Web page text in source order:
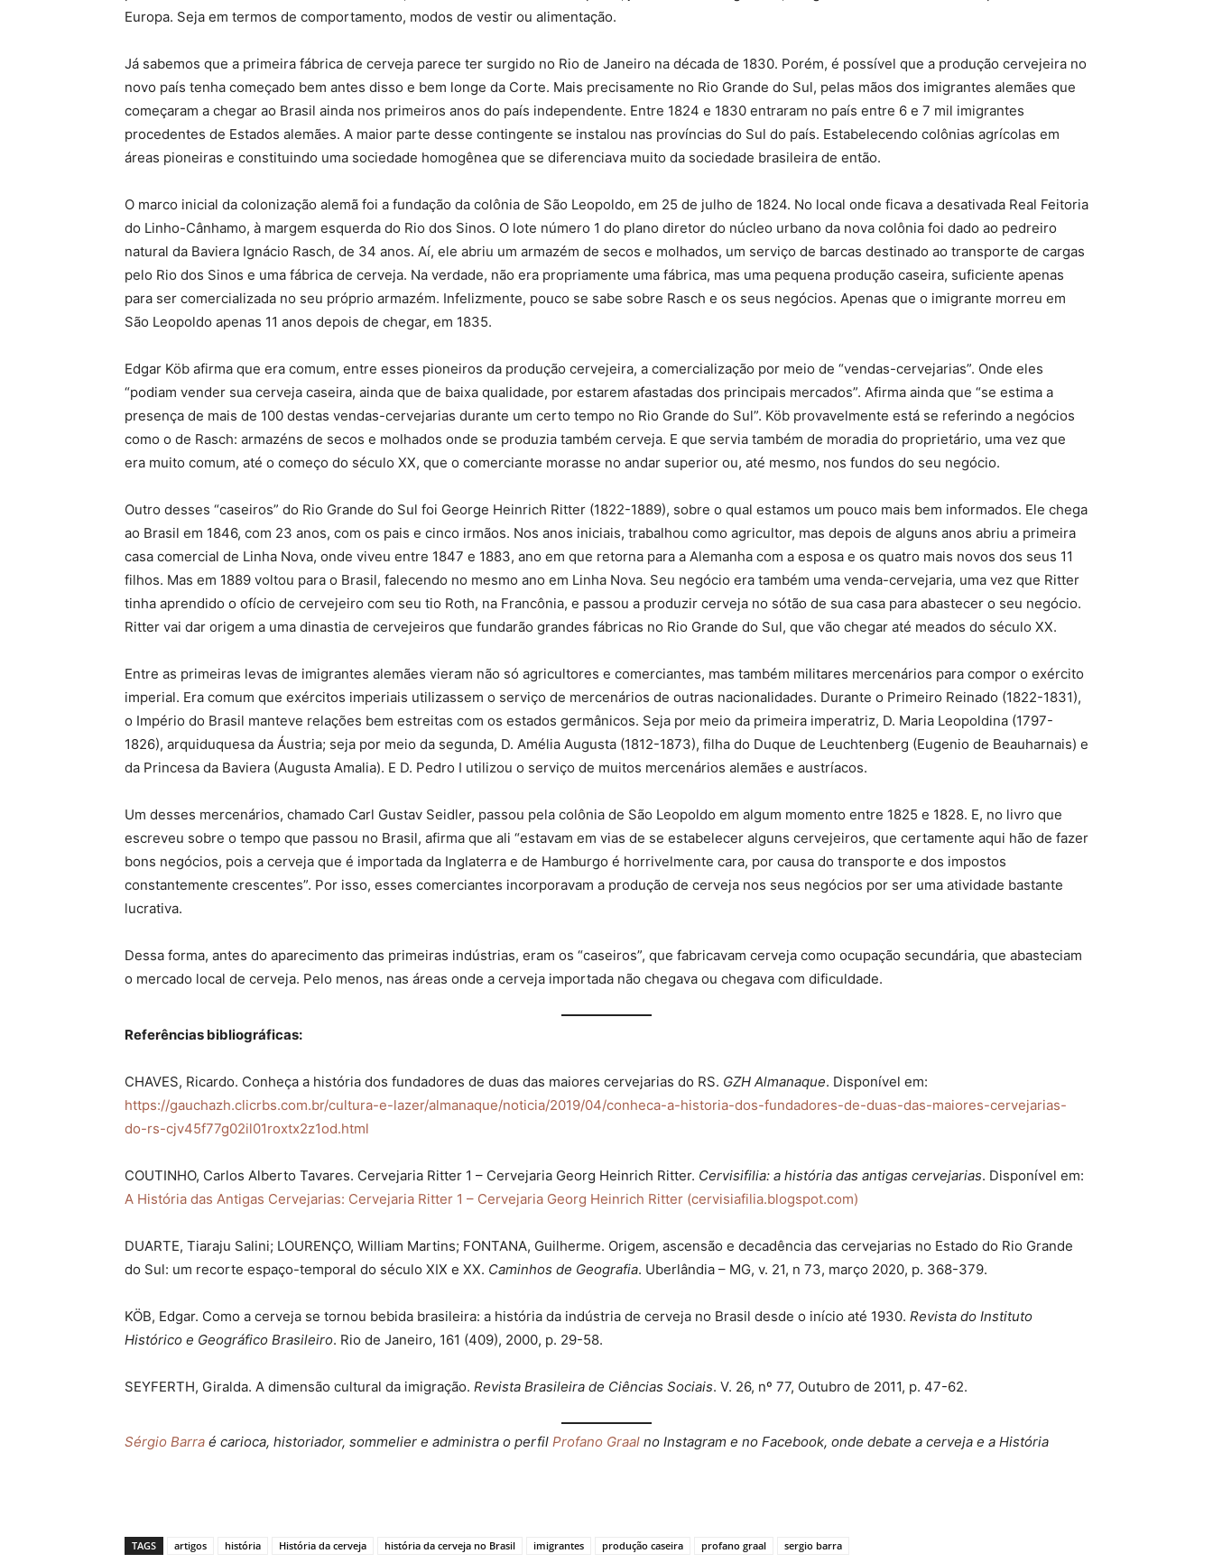
Europa. Seja em termos de comportamento, modos de vestir ou alimentação.
Já sabemos que a primeira fábrica de cerveja parece ter surgido no Rio de Janeiro na década de 1830. Porém, é possível que a produção cervejeira no
novo país tenha começado bem antes disso e bem longe da Corte. Mais precisamente no Rio Grande do Sul, pelas mãos dos imigrantes alemães que
começaram a chegar ao Brasil ainda nos primeiros anos do país independente. Entre 1824 e 1830 entraram no país entre 6 e 7 mil imigrantes
procedentes de Estados alemães. A maior parte desse contingente se instalou nas províncias do Sul do país. Estabelecendo colônias agrícolas em
áreas pioneiras e constituindo uma sociedade homogênea que se diferenciava muito da sociedade brasileira de então.
O marco inicial da colonização alemã foi a fundação da colônia de São Leopoldo, em 25 de julho de 1824. No local onde ficava a desativada Real Feitoria
do Linho-Cânhamo, à margem esquerda do Rio dos Sinos. O lote número 1 do plano diretor do núcleo urbano da nova colônia foi dado ao pedreiro
natural da Baviera Ignácio Rasch, de 34 anos. Aí, ele abriu um armazém de secos e molhados, um serviço de barcas destinado ao transporte de cargas
pelo Rio dos Sinos e uma fábrica de cerveja. Na verdade, não era propriamente uma fábrica, mas uma pequena produção caseira, suficiente apenas
para ser comercializada no seu próprio armazém. Infelizmente, pouco se sabe sobre Rasch e os seus negócios. Apenas que o imigrante morreu em
São Leopoldo apenas 11 anos depois de chegar, em 1835.
Edgar Köb afirma que era comum, entre esses pioneiros da produção cervejeira, a comercialização por meio de “vendas-cervejarias”. Onde eles
“podiam vender sua cerveja caseira, ainda que de baixa qualidade, por estarem afastadas dos principais mercados”. Afirma ainda que “se estima a
presença de mais de 100 destas vendas-cervejarias durante um certo tempo no Rio Grande do Sul”. Köb provavelmente está se referindo a negócios
como o de Rasch: armazéns de secos e molhados onde se produzia também cerveja. E que servia também de moradia do proprietário, uma vez que
era muito comum, até o começo do século XX, que o comerciante morasse no andar superior ou, até mesmo, nos fundos do seu negócio.
Outro desses “caseiros” do Rio Grande do Sul foi George Heinrich Ritter (1822-1889), sobre o qual estamos um pouco mais bem informados. Ele chega
ao Brasil em 1846, com 23 anos, com os pais e cinco irmãos. Nos anos iniciais, trabalhou como agricultor, mas depois de alguns anos abriu a primeira
casa comercial de Linha Nova, onde viveu entre 1847 e 1883, ano em que retorna para a Alemanha com a esposa e os quatro mais novos dos seus 11
filhos. Mas em 1889 voltou para o Brasil, falecendo no mesmo ano em Linha Nova. Seu negócio era também uma venda-cervejaria, uma vez que Ritter
tinha aprendido o ofício de cervejeiro com seu tio Roth, na Francônia, e passou a produzir cerveja no sótão de sua casa para abastecer o seu negócio.
Ritter vai dar origem a uma dinastia de cervejeiros que fundarão grandes fábricas no Rio Grande do Sul, que vão chegar até meados do século XX.
Entre as primeiras levas de imigrantes alemães vieram não só agricultores e comerciantes, mas também militares mercenários para compor o exército
imperial. Era comum que exércitos imperiais utilizassem o serviço de mercenários de outras nacionalidades. Durante o Primeiro Reinado (1822-1831),
o Império do Brasil manteve relações bem estreitas com os estados germânicos. Seja por meio da primeira imperatriz, D. Maria Leopoldina (1797-
1826), arquiduquesa da Áustria; seja por meio da segunda, D. Amélia Augusta (1812-1873), filha do Duque de Leuchtenberg (Eugenio de Beauharnais) e
da Princesa da Baviera (Augusta Amalia). E D. Pedro I utilizou o serviço de muitos mercenários alemães e austríacos.
Um desses mercenários, chamado Carl Gustav Seidler, passou pela colônia de São Leopoldo em algum momento entre 1825 e 1828. E, no livro que
escreveu sobre o tempo que passou no Brasil, afirma que ali “estavam em vias de se estabelecer alguns cervejeiros, que certamente aqui hão de fazer
bons negócios, pois a cerveja que é importada da Inglaterra e de Hamburgo é horrivelmente cara, por causa do transporte e dos impostos
constantemente crescentes”. Por isso, esses comerciantes incorporavam a produção de cerveja nos seus negócios por ser uma atividade bastante
lucrativa.
Dessa forma, antes do aparecimento das primeiras indústrias, eram os “caseiros”, que fabricavam cerveja como ocupação secundária, que abasteciam
o mercado local de cerveja. Pelo menos, nas áreas onde a cerveja importada não chegava ou chegava com dificuldade.
Referências bibliográficas:
CHAVES, Ricardo. Conheça a história dos fundadores de duas das maiores cervejarias do RS. GZH Almanaque. Disponível em:
https://gauchazh.clicrbs.com.br/cultura-e-lazer/almanaque/noticia/2019/04/conheca-a-historia-dos-fundadores-de-duas-das-maiores-cervejarias-
do-rs-cjv45f77g02il01roxtx2z1od.html
COUTINHO, Carlos Alberto Tavares. Cervejaria Ritter 1 – Cervejaria Georg Heinrich Ritter. Cervisifilia: a história das antigas cervejarias. Disponível em:
A História das Antigas Cervejarias: Cervejaria Ritter 1 – Cervejaria Georg Heinrich Ritter (cervisiafilia.blogspot.com)
DUARTE, Tiaraju Salini; LOURENÇO, William Martins; FONTANA, Guilherme. Origem, ascensão e decadência das cervejarias no Estado do Rio Grande
do Sul: um recorte espaço-temporal do século XIX e XX. Caminhos de Geografia. Uberlândia – MG, v. 21, n 73, março 2020, p. 368-379.
KÖB, Edgar. Como a cerveja se tornou bebida brasileira: a história da indústria de cerveja no Brasil desde o início até 1930. Revista do Instituto
Histórico e Geográfico Brasileiro. Rio de Janeiro, 161 (409), 2000, p. 29-58.
SEYFERTH, Giralda. A dimensão cultural da imigração. Revista Brasileira de Ciências Sociais. V. 26, nº 77, Outubro de 2011, p. 47-62.
Sérgio Barra é carioca, historiador, sommelier e administra o perfil Profano Graal no Instagram e no Facebook, onde debate a cerveja e a História
TAGS artigos história História da cerveja história da cerveja no Brasil imigrantes produção caseira profano graal sergio barra